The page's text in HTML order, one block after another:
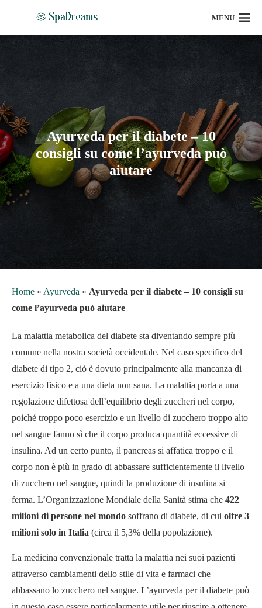
MENU
Ayurveda per il diabete – 10
consigli su come l’ayurveda può
aiutare
Home » Ayurveda » Ayurveda per il diabete – 10 consigli su
come l’ayurveda può aiutare
La malattia metabolica del diabete sta diventando sempre più
comune nella nostra società occidentale. Nel caso specifico del
diabete di tipo 2, ciò è dovuto principalmente alla mancanza di
esercizio fisico e a una dieta non sana. La malattia porta a una
regolazione difettosa dell’equilibrio degli zuccheri nel corpo,
poiché troppo poco esercizio e un livello di zucchero troppo alto
nel sangue fanno sì che il corpo produca quantità eccessive di
insulina. Ad un certo punto, il pancreas si affatica troppo e il
corpo non è più in grado di abbassare sufficientemente il livello
di zucchero nel sangue, quindi la produzione di insulina si
ferma. L’Organizzazione Mondiale della Sanità stima che 422
milioni di persone nel mondo soffrano di diabete, di cui oltre 3
milioni solo in Italia (circa il 5,3% della popolazione).
La medicina convenzionale tratta la malattia nei suoi pazienti
attraverso cambiamenti dello stile di vita e farmaci che
abbassano lo zucchero nel sangue. L’ayurveda per il diabete può